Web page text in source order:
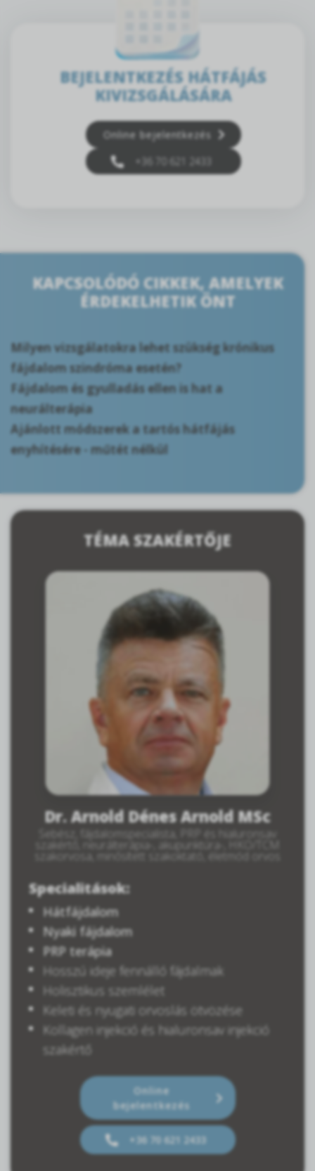
BEJELENTKEZÉS HÁTFÁJÁS
KIVIZSGÁLÁSÁRA
Online bejelentkezés
+36 70 621 2433
KAPCSOLÓDÓ CIKKEK, AMELYEK
ÉRDEKELHETIK ÖNT
Milyen vizsgálatokra lehet szükség krónikus
fájdalom szindróma esetén?
Fájdalom és gyulladás ellen is hat a
neurálterápia
Ajánlott módszerek a tartós hátfájás
enyhítésére - műtét nélkül
TÉMA SZAKÉRTŐJE
Dr. Arnold Dénes Arnold MSc
Sebész, fájdalomspecialista, PRP és hialuronsav
szakértő, neurálterápia-, akupunktúra-, HKO/TCM
szakorvosa, minősített szakoktató, életmód orvos
Specialitások:
Hátfájdalom
Nyaki fájdalom
PRP terápia
Hosszú ideje fennálló fájdalmak
Holisztikus szemlélet
Keleti és nyugati orvoslás ötvözése
Kollagen injekció és hialuronsav injekció
szakértő
Online
bejelentkezés
+36 70 621 2433